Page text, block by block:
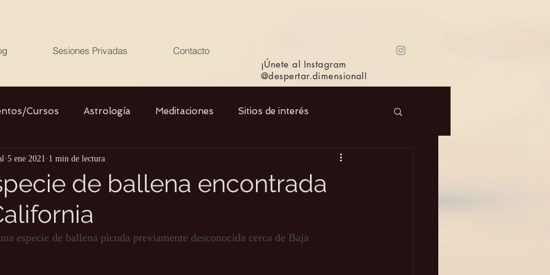
Sesiones Privadas
Contacto
¡Únete al Instagram
@despertar.dimensional!
Cursos Astrología Meditaciones Sitios de interés
Libros Cristales Música
Agua Ciencia
de ballena encontrada
5 ene 2021 1 min de lectura
especie de ballena picuda previamente desconocida cerca de Baja